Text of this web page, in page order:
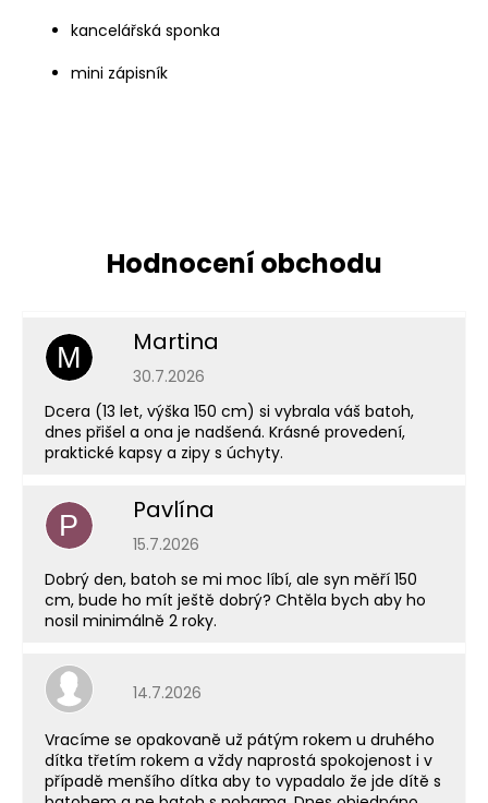
kancelářská sponka
mini zápisník
M Martina
Hodnocení obchodu je 5 z 5 hvězdiček.
30.7.2026
Dcera (13 let, výška 150 cm) si vybrala váš batoh,
dnes přišel a ona je nadšená. Krásné provedení,
praktické kapsy a zipy s úchyty.
P Pavlína
Hodnocení obchodu je 5 z 5 hvězdiček.
15.7.2026
Dobrý den, batoh se mi moc líbí, ale syn měří 150
cm, bude ho mít ještě dobrý? Chtěla bych aby ho
nosil minimálně 2 roky.
Hodnocení obchodu je 5 z 5 hvězdiček.
14.7.2026
Vracíme se opakovaně už pátým rokem u druhého
dítka třetím rokem a vždy naprostá spokojenost i v
případě menšího dítka aby to vypadalo že jde dítě s